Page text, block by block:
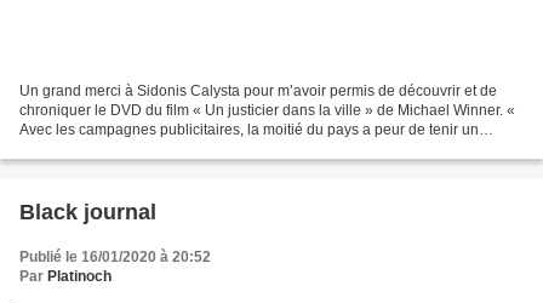
Un grand merci à Sidonis Calysta pour m’avoir permis de découvrir et de
chroniquer le DVD du film « Un justicier dans la ville » de Michael Winner. «
Avec les campagnes publicitaires, la moitié du pays a peur de tenir un
Black journal
Publié le 16/01/2020 à 20:52
Par Platinoch